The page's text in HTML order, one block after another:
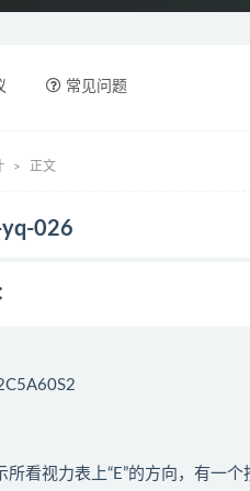
常见问题
正文
026
所看视力表上“E”的方向，有一个